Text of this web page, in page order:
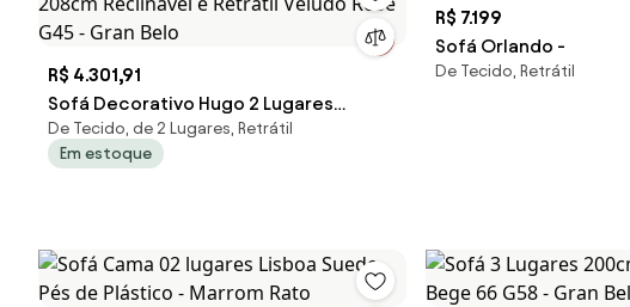
R$ 4.301,91
Sofá Decorativo Hugo 2 Lugares
208cm Reclinável e Retrátil Veludo
Rosê G45 - Gran Belo
De Tecido, de 2 Lugares, Retrátil
Em estoque
R$ 7.199
Sofá Orlando -
De Tecido, Retrátil